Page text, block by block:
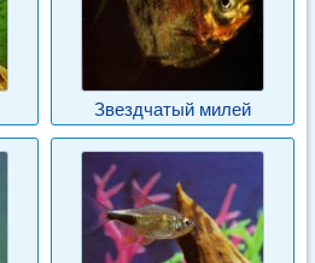
Звездчатый милей